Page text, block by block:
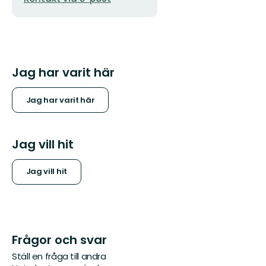
Jag har varit här
Jag har varit här
Jag vill hit
Jag vill hit
Frågor och svar
Ställ en fråga till andra